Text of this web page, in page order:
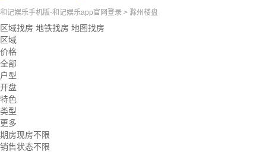
和记娱乐手机版-和记娱乐app官网登录 > 滁州楼盘
区域找房 地铁找房 地图找房
区域
价格
全部
户型
开盘
特色
类型
更多
期房现房不限
销售状态不限